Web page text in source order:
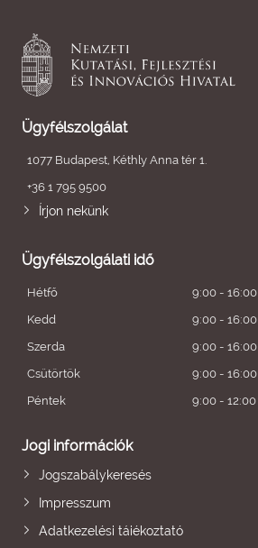
Ügyfélszolgálat
1077 Budapest, Kéthly Anna tér 1.
+36 1 795 9500
Írjon nekünk
Ügyfélszolgálati idő
Hétfő
9:00 - 16:00
Kedd
9:00 - 16:00
Szerda
9:00 - 16:00
Csütörtök
9:00 - 16:00
Péntek
9:00 - 12:00
Jogi információk
Jogszabálykeresés
Impresszum
Adatkezelési tájékoztató